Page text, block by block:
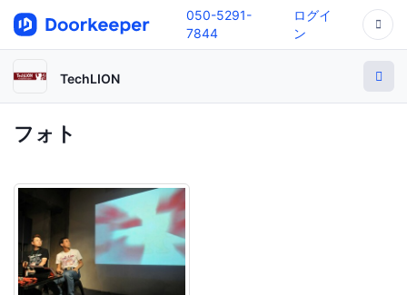
050-5291-
7844
ログイ
ン
TechLION
フォト